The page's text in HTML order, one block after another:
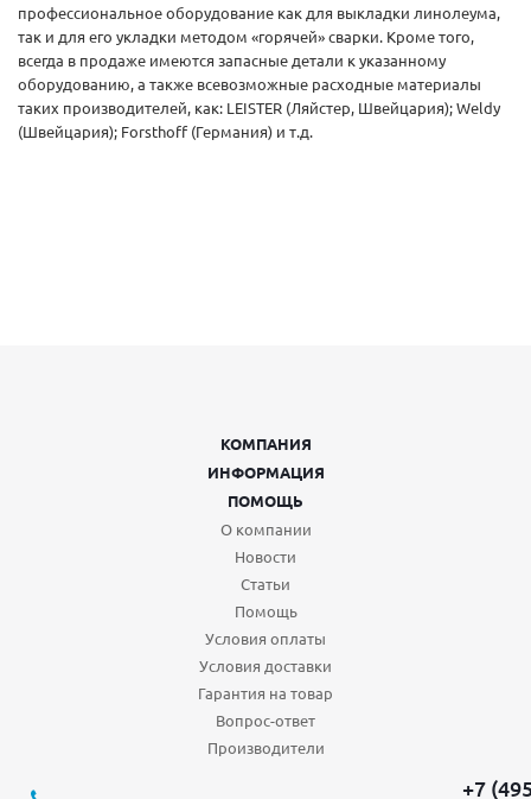
профессиональное оборудование как для выкладки линолеума,
так и для его укладки методом «горячей» сварки. Кроме того,
всегда в продаже имеются запасные детали к указанному
оборудованию, а также всевозможные расходные материалы
таких производителей, как: LEISTER (Ляйстер, Швейцария); Weldy
(Швейцария); Forsthoff (Германия) и т.д.
КОМПАНИЯ
ИНФОРМАЦИЯ
ПОМОЩЬ
О компании
Новости
Статьи
Помощь
Условия оплаты
Условия доставки
Гарантия на товар
Вопрос-ответ
Производители
+7